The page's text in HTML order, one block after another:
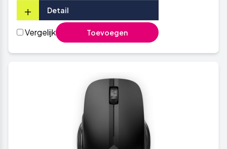
+ Detail
Vergelijk Toevoegen